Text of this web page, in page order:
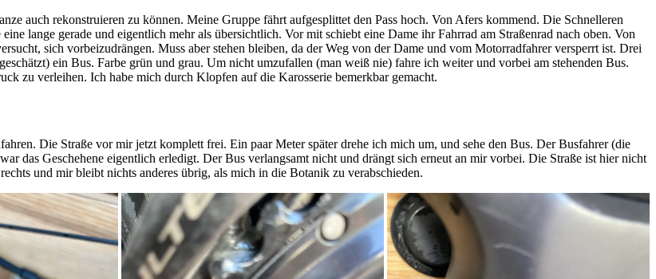
auch rekonstruieren zu können. Meine Gruppe fährt aufgesplittet den Pass hoch. Von Afers kommend. Die Schnelleren
lange gerade und eigentlich mehr als übersichtlich. Vor mit schiebt eine Dame ihr Fahrrad am Straßenrad nach oben. Von
sich vorbeizudrängen. Muss aber stehen bleiben, da der Weg von der Dame und vom Motorradfahrer versperrt ist. Drei
ein Bus. Farbe grün und grau. Um nicht umzufallen (man weiß nie) fahre ich weiter und vorbei am stehenden Bus.
zu verleihen. Ich habe mich durch Klopfen auf die Karosserie bemerkbar gemacht.
Die Straße vor mir jetzt komplett frei. Ein paar Meter später drehe ich mich um, und sehe den Bus. Der Busfahrer (die
das Geschehene eigentlich erledigt. Der Bus verlangsamt nicht und drängt sich erneut an mir vorbei. Die Straße ist hier nicht
und mir bleibt nichts anderes übrig, als mich in die Botanik zu verabschieden.